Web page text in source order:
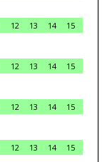
12 13 14
15
12 13 14
15
12 13 14
15
12 13 14
15